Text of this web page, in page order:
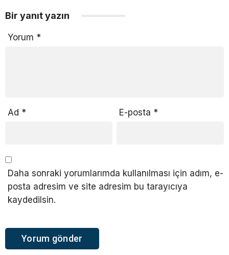
Bir yanıt yazın
Yorum *
Ad * E-posta *
Daha sonraki yorumlarımda kullanılması için adım, e-
posta adresim ve site adresim bu tarayıcıya
kaydedilsin.